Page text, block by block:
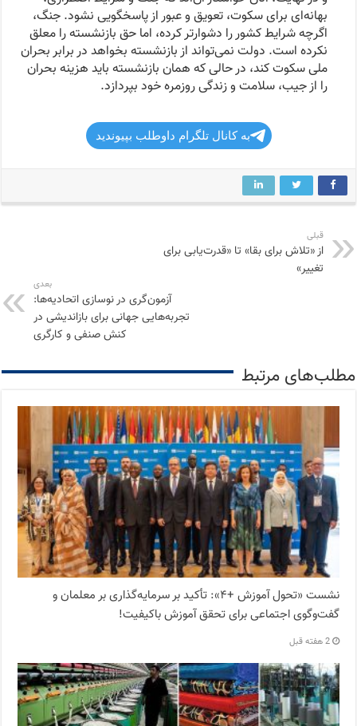
بهانه‌ای برای سکوت، تعویق و عبور از پاسخگویی نشود. جنگ،
اگرچه شرایط کشور را دشوارتر کرده، اما حق بازنشسته را معلق
نکرده است. دولت نمی‌تواند از بازنشسته بخواهد در برابر بحران
ملی سکوت کند، در حالی که همان بازنشسته باید هزینه بحران
را از جیب، سلامت و زندگی روزمره خود بپردازد.
به کانال تلگرام داوطلب بپیوندید
قبلی
از «تلاش برای بقا» تا «قدرت‌یابی برای
تغییر»
بعدی
آزمون‌گری در نوسازی اتحادیه‌ها:
تجربه‌هایی جهانی برای بازاندیشی در
کنش صنفی و کارگری
مطلب‌های مرتبط
نشست «تحول آموزش +۴»: تأکید بر سرمایه‌گذاری بر معلمان و
گفت‌وگوی اجتماعی برای تحقق آموزش باکیفیت!
2 هفته قبل